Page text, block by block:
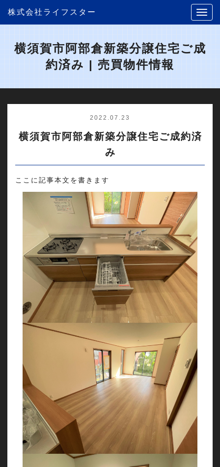
株式会社ライフスター
横須賀市阿部倉新築分譲住宅ご成
約済み | 売買物件情報
2022.07.23
横須賀市阿部倉新築分譲住宅ご成約済
み
ここに記事本文を書きます